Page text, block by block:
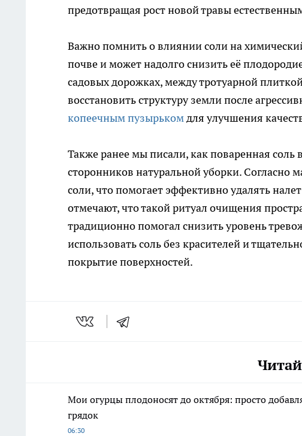
предотвращая рост новой травы
Важно помнить о влиянии соли на
почве и может надолго снизить её
садовых дорожках, между тротуарной
восстановить структуру земли после
копеечным пузырькомдля улучшения
Также ранее мы писали, как поваренная
сторонников натуральной уборки. Согласно
соли, что помогает эффективно удалять
отмечают, что такой ритуал очищения
традиционно помогал снизить уровень
использовать соль без красителей и
покрытие поверхностей.
Мои огурцы плодоносят до октября: просто
грядок
06:30